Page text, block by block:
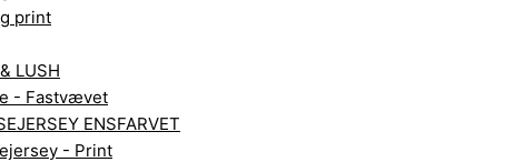
print
LUSH
- Fastvævet
ENSFARVET
- Print